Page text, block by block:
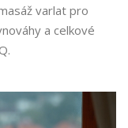
varlat pro
a celkové